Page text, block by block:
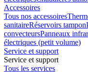
Accessoires
Tous nos accessoires
sanitaireRéservoirs tampon
convecteursPanneaux
électriques (petit volume)
Service et support
Service et support
Tous les services